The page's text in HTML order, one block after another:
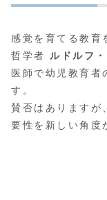
感覚を育てる教育
哲学者 ルドルフ
医師で幼児教育者
す。
賛否はありますが
要性を新しい角度